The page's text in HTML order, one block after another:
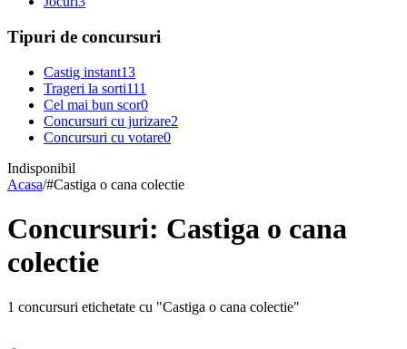
Tipuri de concursuri
Castig instant13
Trageri la sorti111
Cel mai bun scor0
Concursuri cu jurizare2
Concursuri cu votare0
Indisponibil
Acasa/#Castiga o cana colectie
Concursuri: Castiga o cana
colectie
1 concursuri etichetate cu "Castiga o cana colectie"